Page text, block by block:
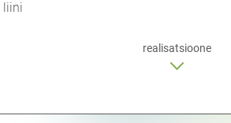
liini
realisatsioone